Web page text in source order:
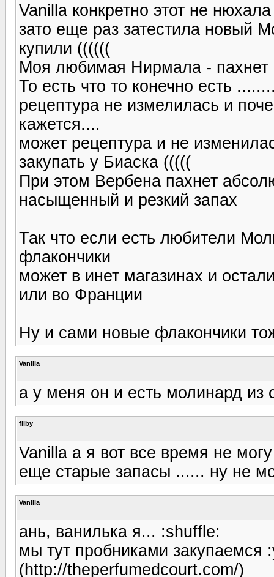
Vanilla конкретно этот не нюхала
зато еще раз затестила новый
купили ((((((
Моя любимая Нирмала - пахнет
То есть что то конечно есть
рецептура не измелилась и
кажется....
может рецептура и не
закупать у Биаска (((((
При этом Вербена пахнет
насыщенный и резкий запах
Так что если есть любители
флакончики
может в инет магазинах и
или во Франции
Ну и сами новые флакончики
Vanilla
а у меня он и есть молинард из
filby
Vanilla а я вот все время не
еще старые запасы ...... ну не
Vanilla
ань, ванилька я... :shuffle:
мы тут пробниками закупаемся
(http://theperfumedcourt.com/)